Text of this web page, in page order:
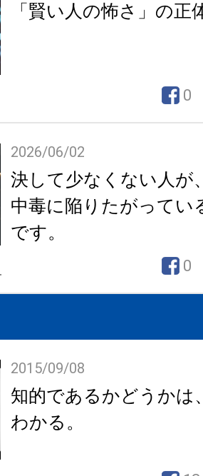
「賢い人の怖さ」の正
0
2026/06/02
決して少なくない人が
中毒に陥りたがってい
です。
0
2015/09/08
知的であるかどうかは
わかる。